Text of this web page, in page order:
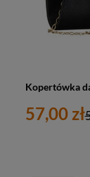
57,00 zł